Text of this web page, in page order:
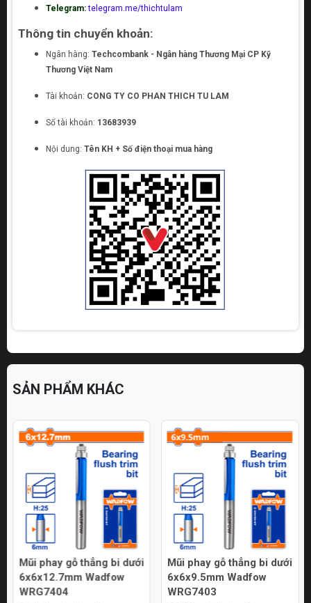
Telegram: telegram.me/thichtulam
Thông tin chuyển khoản:
Ngân hàng: Techcombank - Ngân hàng Thương Mại CP Kỹ
Thương Việt Nam
Tài khoản: CONG TY CO PHAN THICH TU LAM
Số tài khoản: 13683939
Nội dung: Tên KH + Số điện thoại mua hàng
SẢN PHẨM KHÁC
Mũi phay gỗ thẳng bi dưới
6x6x12.7mm Wadfow
WRG7404
Mũi phay gỗ thẳng bi dưới
6x6x9.5mm Wadfow
WRG7403